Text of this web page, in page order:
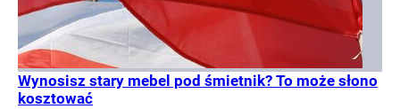
Wynosisz stary mebel pod śmietnik? To może słono
kosztować